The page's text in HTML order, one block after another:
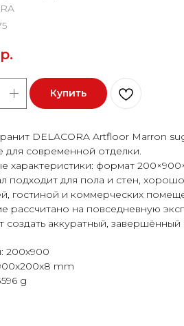
р.
Купить
DELACORA Artfloor Marron
для современной отделки.
характеристики: формат
подходит для пола и стен,
гостиной и коммерческих
рассчитано на повседневную
создать аккуратный, завершённый
200x900
mm
g